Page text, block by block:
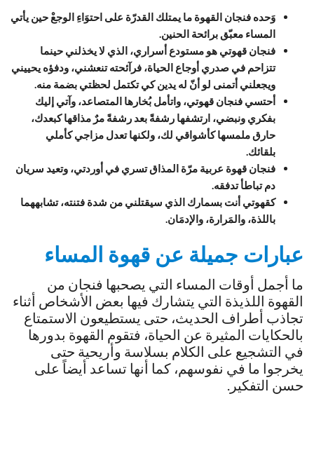
وَحده فنجان القهوة ما يمتلك القدرّة على احتوَاءِ الوجعْ حين يأتي
المساء معبّق برائحة الحنين.
فنجان قهوتي هو مستودع أسراري، الذي لا يخذلني حينما
تتزاحم في صدري أوجاع الحياة، فرآئحته تنعشني، ودفؤه يحييني
ويجعلني أتمنى لو أنّ له يدين كي تكتمل لحظتي بضمة منه.
أحتسي فنجان قهوتي، واتأمل بُخارها المتصاعد، وآتي إليك
بفكري ونبضي، ارتشفها رشفةً بعد رشفةً مرٌ مذاقها كبعدك،
حارق ملمسها كأشواقي لك، ولكنها تعدل مزاجي كأملي
بلقائك.
فنجان قهوة عربية مرّة المذاق تسري في أوردتي، وتعيد سريان
دم تباطأ تدفقه.
كقهوتي أنت بسمارك الذي سيقتلني من شدة فتنته، تشابههما
باللذة، والمَرارة، والإدمَان.
عبارات جميلة عن قهوة المساء
ما أجمل أوقات المساء التي يصحبها فنجان من
القهوة اللذيذة التي يتشارك فيها بعض الأشخاص أثناء
تجاذب أطراف الحديث، حتى يستطيعون الاستمتاع
بالحكايات المثيرة عن الحياة، فتقوم القهوة بدورها
في التشجيع على الكلام بسلاسة وأريحية حتى
يخرجوا ما في نفوسهم، كما أنها تساعد أيضاً على
حسن التفكير.